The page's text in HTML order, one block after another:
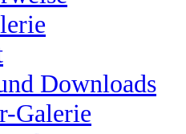
Downloads
Galerie